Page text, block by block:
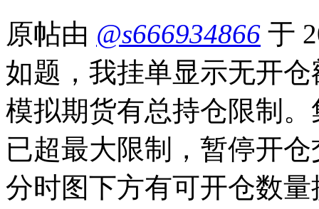
原帖由 @s666934866 于
如题，我挂单显示无开
模拟期货有总持仓限制
已超最大限制，暂停开
分时图下方有可开仓数